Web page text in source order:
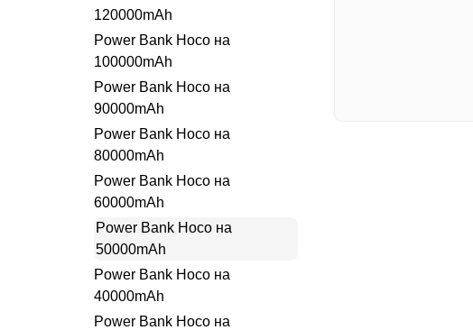
120000mAh
Power Bank Hoco на
100000mAh
Power Bank Hoco на
90000mAh
Power Bank Hoco на
80000mAh
Power Bank Hoco на
60000mAh
Power Bank Hoco на
50000mAh
Power Bank Hoco на
40000mAh
Power Bank Hoco на